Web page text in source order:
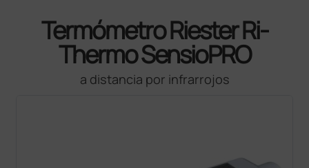
Termómetro Riester Ri-
Thermo SensioPRO
a distancia por infrarrojos